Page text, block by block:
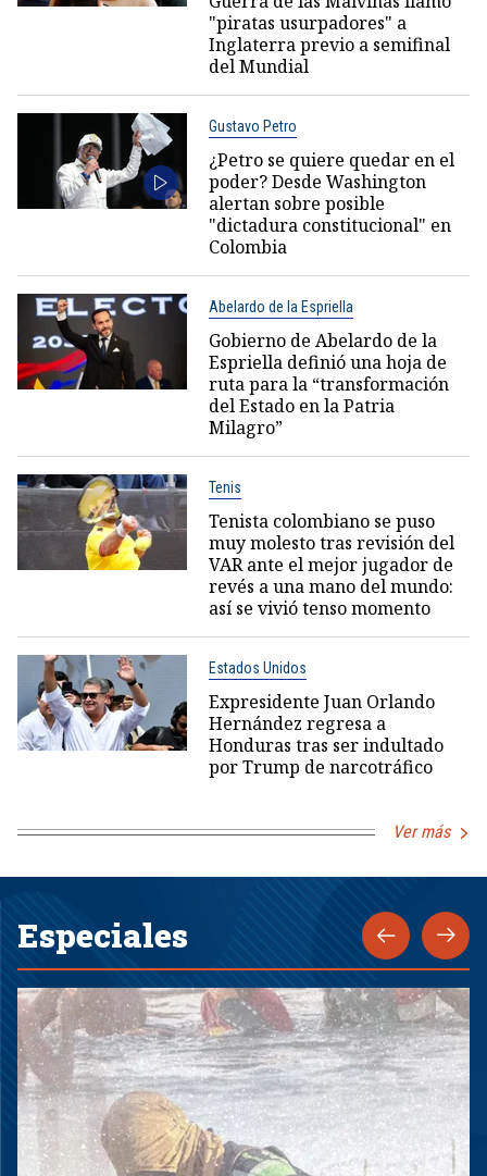
"piratas usurpadores" a
Inglaterra previo a semifinal
del Mundial
Gustavo Petro
¿Petro se quiere quedar en el
poder? Desde Washington
alertan sobre posible
"dictadura constitucional" en
Colombia
Abelardo de la Espriella
Gobierno de Abelardo de la
Espriella definió una hoja de
ruta para la “transformación
del Estado en la Patria
Milagro”
Tenis
Tenista colombiano se puso
muy molesto tras revisión del
VAR ante el mejor jugador de
revés a una mano del mundo:
así se vivió tenso momento
Estados Unidos
Expresidente Juan Orlando
Hernández regresa a
Honduras tras ser indultado
por Trump de narcotráfico
Ver más
Especiales